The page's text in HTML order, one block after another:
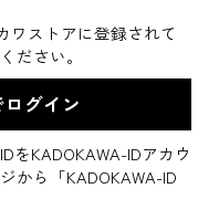
ワストアに登録されて
ださい。
KADOKAWA-IDアカウ
から「KADOKAWA-ID